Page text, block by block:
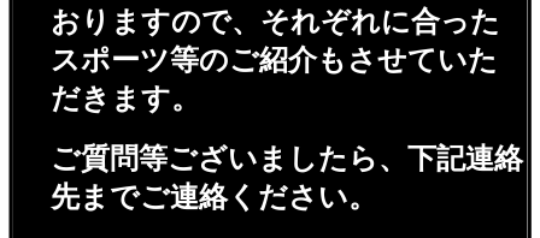
おりますので、それぞれに合った
スポーツ等のご紹介もさせていた
だきます。
ご質問等ございましたら、下記連絡
先までご連絡ください。